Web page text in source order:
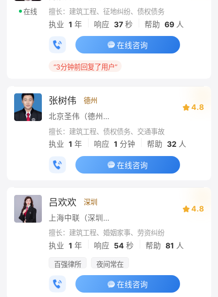
在线 擅长：建筑工程、征地纠纷、债权债务
执业 1 年 响应 37秒 帮助 69人
在线咨询
“3分钟前回复了用户”
张树伟 德州
北京圣伟（德州）律师事务所
4.8
擅长：建筑工程、债权债务、交通事故
执业 1 年 响应 1 分钟 帮助 32 人
在线咨询
吕欢欢 深圳
上海中联（深圳）律师事务所
4.8
擅长：建筑工程、婚姻家事、劳资纠纷
执业 1 年 响应 54 秒 帮助 81 人
百强律所 夜间常在
在线咨询